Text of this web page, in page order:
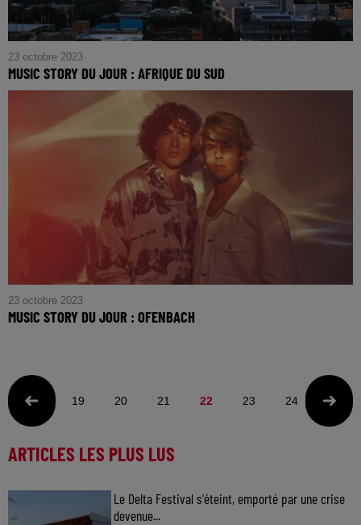
23 octobre 2023
MUSIC STORY DU JOUR : AFRIQUE DU SUD
23 octobre 2023
MUSIC STORY DU JOUR : OFENBACH
19 20 21 22 23 24 25
ARTICLES LES PLUS LUS
Le Delta Festival s'éteint, emporté par une crise
devenue...